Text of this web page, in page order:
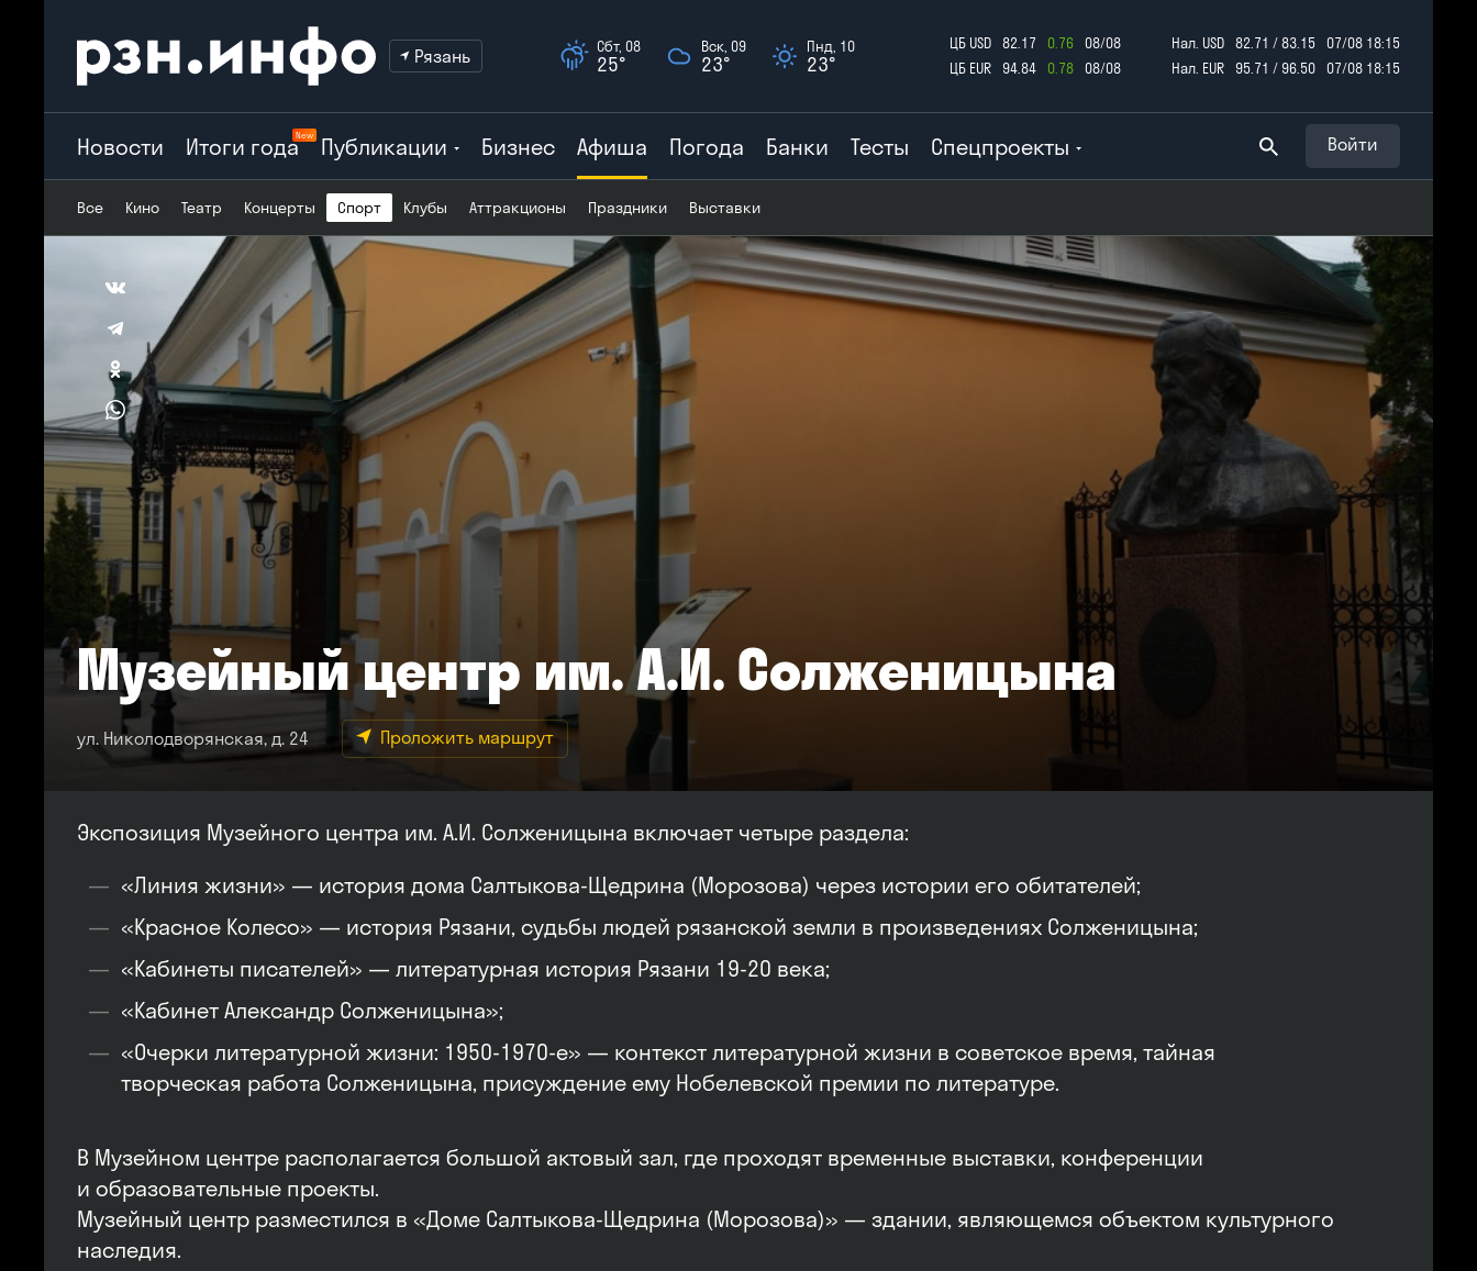
Рязань Сбт, 08
25°
Вск, 09
23°
Пнд, 10
23°
ЦБ USD 82.17 0.76
08/08
ЦБ EUR
94.84 0.78 08/08
Нал. USD 82.71 / 83.15
07/08 18:15
Нал. EUR
95.71 / 96.50 07/08 18:15
Новости Итоги годаNew Публикации Бизнес Афиша Погода Банки Тесты Спецпроекты Войти
Все Кино Театр Концерты Спорт Клубы Аттракционы Праздники Выставки
Музейный центр им. А.И. Солженицына
ул. Николодворянская, д. 24 Проложить маршрут
Экспозиция Музейного центра им. А.И. Солженицына включает четыре раздела:
«Линия жизни» — история дома Салтыкова-Щедрина (Морозова) через истории его обитателей;
«Красное Колесо» — история Рязани, судьбы людей рязанской земли в произведениях Солженицына;
«Кабинеты писателей» — литературная история Рязани 19-20 века;
«Кабинет Александр Солженицына»;
«Очерки литературной жизни: 1950-1970-е» — контекст литературной жизни в советское время, тайная
творческая работа Солженицына, присуждение ему Нобелевской премии по литературе.
В Музейном центре располагается большой актовый зал, где проходят временные выставки, конференции
и образовательные проекты.
Музейный центр разместился в «Доме Салтыкова-Щедрина (Морозова)» — здании, являющемся объектом культурного
наследия.